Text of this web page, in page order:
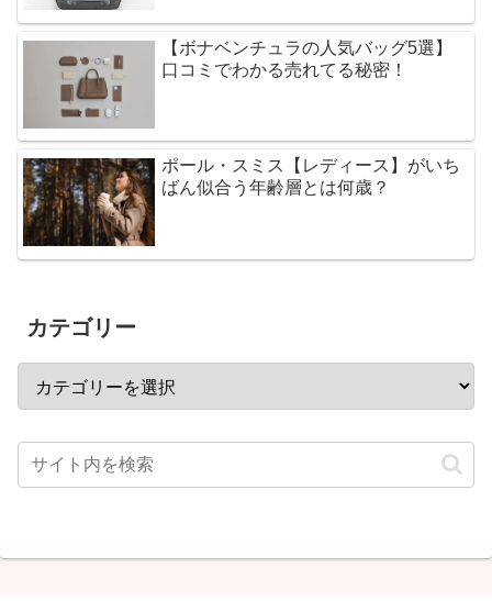
【ボナベンチュラの人気バッグ5選】
口コミでわかる売れてる秘密！
ポール・スミス【レディース】がいち
ばん似合う年齢層とは何歳？
カテゴリー